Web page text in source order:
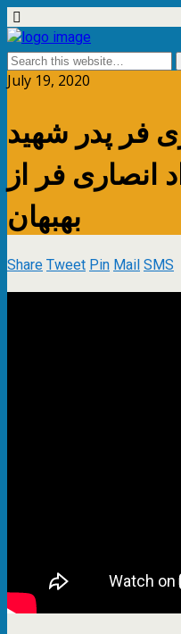
July 19, 2020
فر پدر شهید
انصاری فر از
بهبهان
ShareTweetPinMailSMS